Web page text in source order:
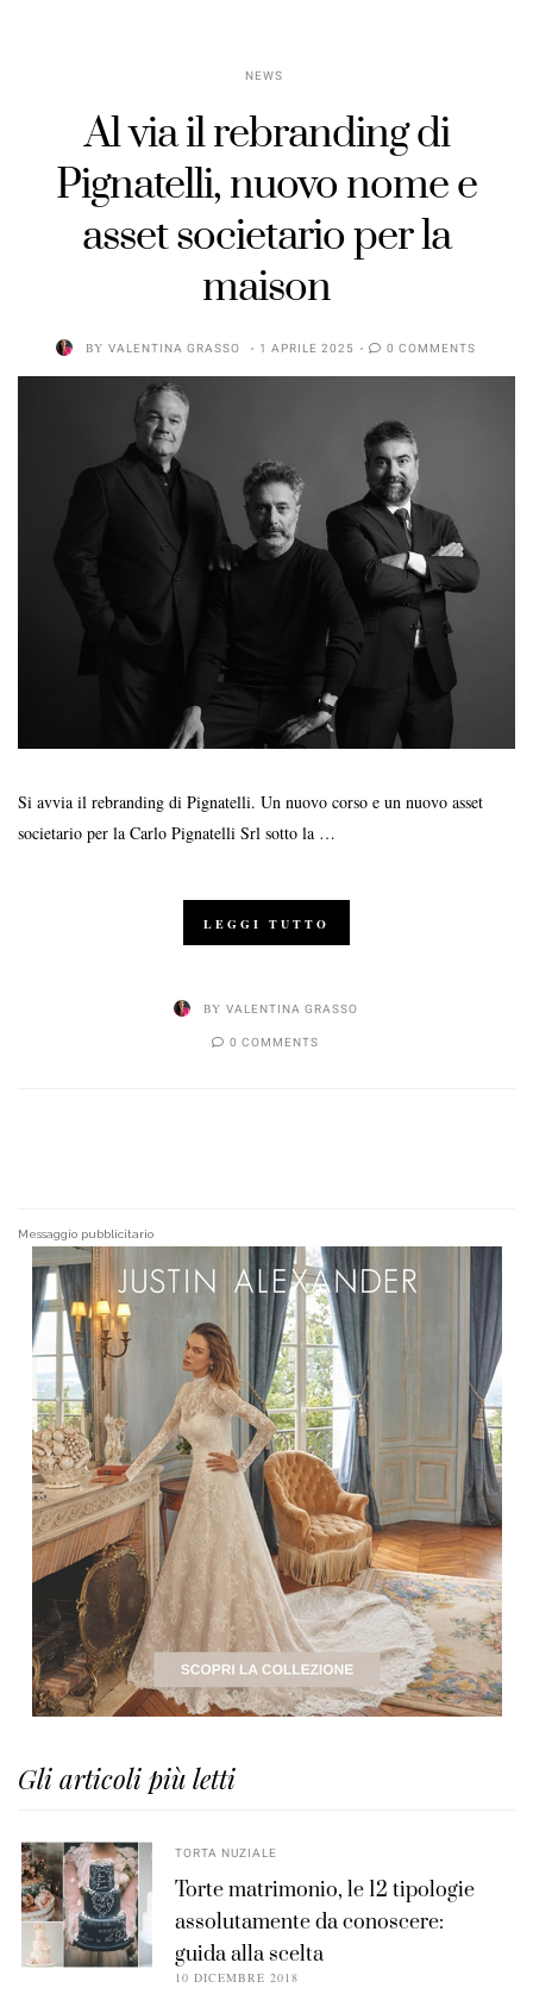
NEWS
Al via il rebranding di
Pignatelli, nuovo nome e
asset societario per la
maison
BY VALENTINA GRASSO 1 APRILE 2025 0 COMMENTS
Si avvia il rebranding di Pignatelli. Un nuovo corso e un nuovo asset
societario per la Carlo Pignatelli Srl sotto la …
LEGGI TUTTO
BY VALENTINA GRASSO
0 COMMENTS
Messaggio pubblicitario
Gli articoli più letti
TORTA NUZIALE
Torte matrimonio, le 12 tipologie
assolutamente da conoscere:
guida alla scelta
10 DICEMBRE 2018